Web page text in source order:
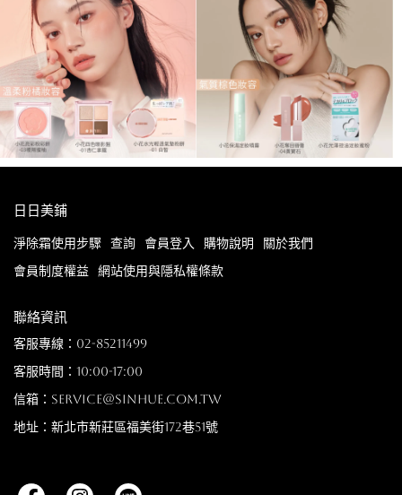
日日美鋪
淨除霜使用步驟 查詢 會員登入 購物說明
關於我們
會員制度權益
網站使用與隱私權條款
聯絡資訊
客服專線：02-85211499
客服時間：10:00-17:00
信箱：service@sinhue.com.tw
地址：新北市新莊區福美街172巷51號